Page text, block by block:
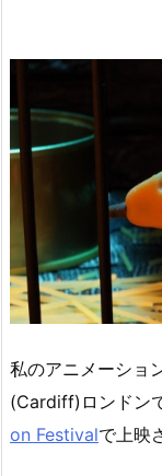
私のアニメーショ
(Cardiff)ロンドン
on Festivalで上映